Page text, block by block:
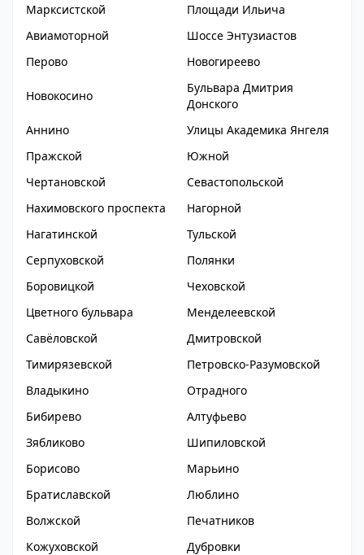
Марксистской
Площади Ильича
Авиамоторной
Шоссе Энтузиастов
Перово
Новогиреево
Новокосино
Бульвара Дмитрия
Донского
Аннино
Улицы Академика Янгеля
Пражской
Южной
Чертановской
Севастопольской
Нахимовского проспекта
Нагорной
Нагатинской
Тульской
Серпуховской
Полянки
Боровицкой
Чеховской
Цветного бульвара
Менделеевской
Савёловской
Дмитровской
Тимирязевской
Петровско-Разумовской
Владыкино
Отрадного
Бибирево
Алтуфьево
Зябликово
Шипиловской
Борисово
Марьино
Братиславской
Люблино
Волжской
Печатников
Кожуховской
Дубровки